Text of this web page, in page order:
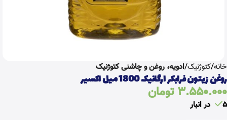
خانه کتوژنیک ادویه، روغن و چاشنی کتوژنیک
روغن زیتون فرابکر ارگانیک 1800 میل اکسیر
3.550.000تومان
5 در انبار